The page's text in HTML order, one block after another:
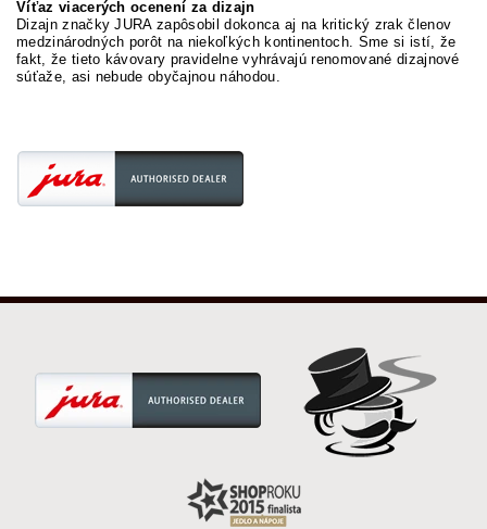
Víťaz viacerých ocenení za dizajn
Dizajn značky JURA zapôsobil dokonca aj na kritický zrak členov
medzinárodných porôt na niekoľkých kontinentoch. Sme si istí, že
fakt, že tieto kávovary pravidelne vyhrávajú renomované dizajnové
súťaže, asi nebude obyčajnou náhodou.